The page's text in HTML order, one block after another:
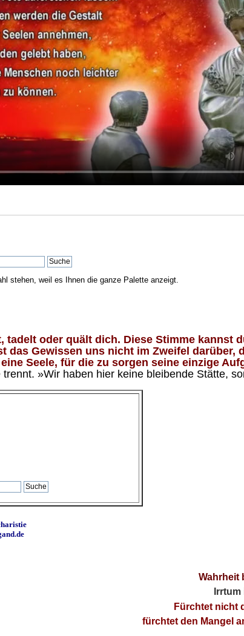
stehen, weil es Ihnen die ganze Palette anzeigt.
tadelt oder quält dich. Diese Stimme kannst
das Gewissen uns nicht im Zweifel
Seele, für die zu sorgen seine einzige
»Wir haben hier keine bleibende Stätte,
Wahrheit
Fürchtet nicht
fürchtet den Mangel